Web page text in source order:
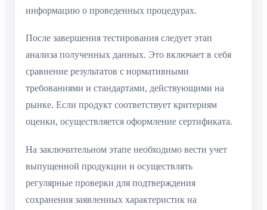
информацию о проведенных процедурах.
После завершения тестирования следует этап
анализа полученных данных. Это включает в себя
сравнение результатов с нормативными
требованиями и стандартами, действующими на
рынке. Если продукт соответствует критериям
оценки, осуществляется оформление сертификата.
На заключительном этапе необходимо вести учет
выпущенной продукции и осуществлять
регулярные проверки для подтверждения
сохранения заявленных характеристик на